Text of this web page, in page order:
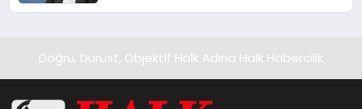
Doğru, Dürüst, Objektif Halk Adına Halk Habercilik